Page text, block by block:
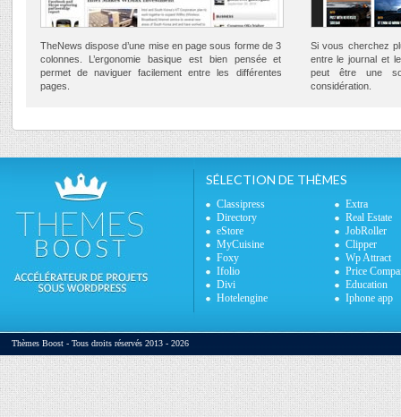
TheNews dispose d’une mise en page sous forme de 3
colonnes. L’ergonomie basique est bien pensée et
permet de naviguer facilement entre les différentes
pages.
Si vous cherchez
entre le journal et
peut être une
considération.
SÉLECTION DE THÈMES
Classipress
Extra
Directory
Real Estate
eStore
JobRoller
MyCuisine
Clipper
Foxy
Wp Attract
Ifolio
Price
Divi
Education
Hotelengine
Iphone app
Thèmes Boost - Tous droits réservés 2013 - 2026